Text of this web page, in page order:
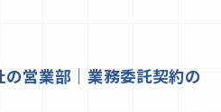
営業部｜業務委託契約の